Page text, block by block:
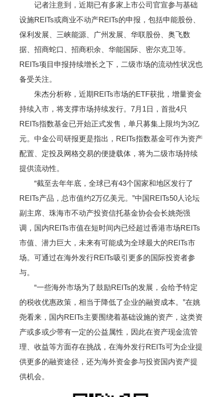
记者注意到，近期已有多家上市公司官宣参与基础
设施REITs或商业不动产REITs的申报，包括申能股份、
保利发展、三峡能源、广州发展、华联股份、奥飞数
据、招商蛇口、招商积余、华能国际、密尔克卫等。
REITs项目申报持续增长之下，二级市场的流动性状况也
备受关注。
朱杰分析称，近期REITs市场的ETF获批，增量资金
持续入市，将支撑市场持续发行。7月1日，首批4只
REITs指数基金已开始正式发售，单只募集上限均为3亿
元。中金公司研报更是指出，REITs指数基金可作为资产
配置、定投及网格交易的便捷载体，将为二级市场持续
提供流动性。
“截至去年年底，全球已有43个国家和地区发行了
REITs产品，总市值约2万亿美元。”中国REITs50人论坛
副主席、珠海市不动产投资信托基金协会会长姚尧强
调，国内REITs市值在短时间内已经超过香港市场REITs
市值、潜力巨大，未来有可能成为全球最大的REITs市
场。可通过在海外发行REITs吸引更多的国际投资者参
与。
“一些海外市场为了鼓励REITs的发展，会给予特定
的税收优惠政策，相当于降低了企业的融资成本。”在姚
尧看来，国内REITs主要围绕着基础设施的资产，这类资
产或多或少带有一定的公益属性，因此在资产现金流管
理、收益等方面存在挑战，在海外发行REITs可为企业提
供更多的融资途径，还为海外资金参与投资国内资产提
供机会。